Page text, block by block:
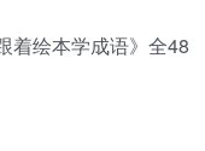
着绘本学成语》全48